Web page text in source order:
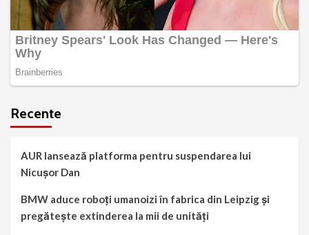
Recente
AUR lansează platforma pentru suspendarea lui
Nicușor Dan
BMW aduce roboți umanoizi în fabrica din Leipzig și
pregătește extinderea la mii de unități